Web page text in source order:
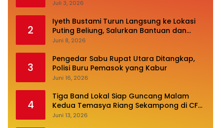
Oceanna 5
Juli 3, 2026
2
Iyeth Bustami Turun Langsung ke Lokasi
Puting Beliung, Salurkan Bantuan dan
Desak Perbaikan Infrastruktur
Juni 8, 2026
3
Pengedar Sabu Rupat Utara Ditangkap,
Polisi Buru Pemasok yang Kabur
Juni 16, 2026
4
Tiga Band Lokal Siap Guncang Malam
Kedua Temasya Riang Sekampong di CFN
Jalan Pembangunan
Juni 13, 2026